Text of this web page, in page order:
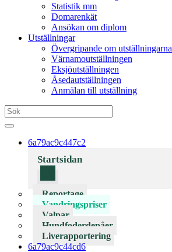
Statistik mm
Domarenkät
Ansökan om diplom
Utställningar
Övergripande om utställningarna
Värnamoutställningen
Eksjöutställningen
Åsedautställningen
Anmälan till utställning
6a79ac9c447c2
Startsidan
Reportage
Vandringspriser
Valpar
Hundfoderdepåer
Liverapportering
6a79ac9c44cd6